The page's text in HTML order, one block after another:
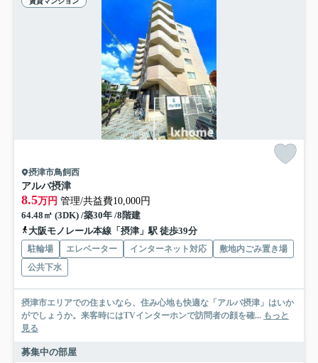
摂津市鳥飼西
アルバ摂津
8.5万円 管理/共益費10,000円
64.48㎡ (3DK) /築30年 /8階建
大阪モノレール本線「摂津」駅 徒歩39分
駐輪場 エレベーター インターネット対応
敷地内ごみ置き場
公共下水
摂津市エリアでの住まいなら、住み心地も快適な「アルバ摂津」はいか
がでしょうか。来客時にはTVインターホンで訪問者の顔を確... もっと
見る
募集中の部屋